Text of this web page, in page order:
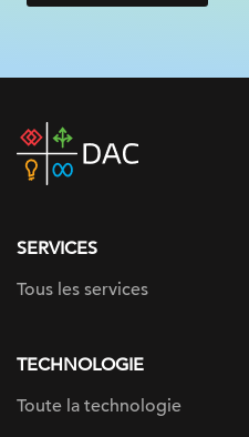
DAC
home
SERVICES
Tous les services
TECHNOLOGIE
Toute la technologie